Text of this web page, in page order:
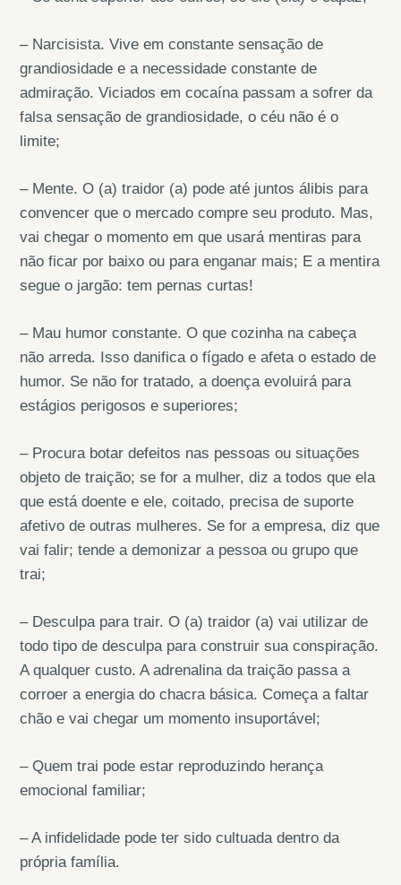
– Narcisista. Vive em constante sensação de
grandiosidade e a necessidade constante de
admiração. Viciados em cocaína passam a sofrer da
falsa sensação de grandiosidade, o céu não é o
limite;
– Mente. O (a) traidor (a) pode até juntos álibis para
convencer que o mercado compre seu produto. Mas,
vai chegar o momento em que usará mentiras para
não ficar por baixo ou para enganar mais; E a mentira
segue o jargão: tem pernas curtas!
– Mau humor constante. O que cozinha na cabeça
não arreda. Isso danifica o fígado e afeta o estado de
humor. Se não for tratado, a doença evoluirá para
estágios perigosos e superiores;
– Procura botar defeitos nas pessoas ou situações
objeto de traição; se for a mulher, diz a todos que ela
que está doente e ele, coitado, precisa de suporte
afetivo de outras mulheres. Se for a empresa, diz que
vai falir; tende a demonizar a pessoa ou grupo que
trai;
– Desculpa para trair. O (a) traidor (a) vai utilizar de
todo tipo de desculpa para construir sua conspiração.
A qualquer custo. A adrenalina da traição passa a
corroer a energia do chacra básica. Começa a faltar
chão e vai chegar um momento insuportável;
– Quem trai pode estar reproduzindo herança
emocional familiar;
– A infidelidade pode ter sido cultuada dentro da
própria família.